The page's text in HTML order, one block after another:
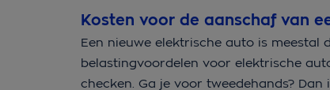
Kosten voor de aanschaf van
Een nieuwe elektrische auto is
belastingvoordelen voor elektrische
checken. Ga je voor tweedehands?